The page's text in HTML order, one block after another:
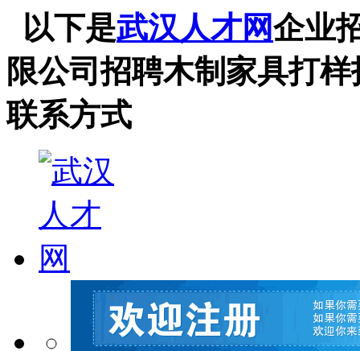
以下是武汉人才网企业
限公司招聘木制家具打
联系方式